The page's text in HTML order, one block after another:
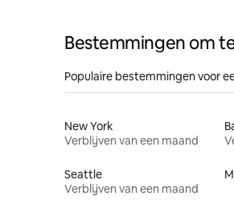
Bestemmingen om
Populaire bestemmingen voor
New York
Verblijven van een maand
Seattle
Verblijven van een maand